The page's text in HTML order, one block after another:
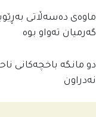
ماوەی دەسەڵاتی
گەرمیان تەواو بوە
دو مانگە باخچەکانی
نەدراون